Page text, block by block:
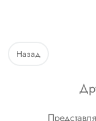
Назад